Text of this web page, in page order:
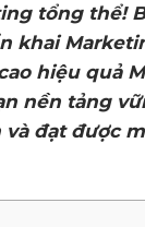
tổng thể!
khai
hiệu quả
nền tảng
đạt được